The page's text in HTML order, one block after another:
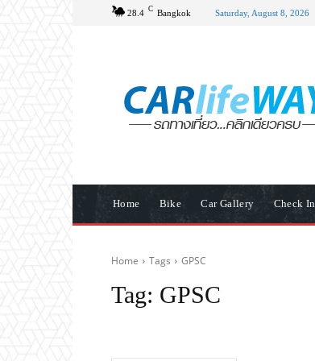
28.4 C Bangkok Saturday, August 8, 2026
Home Bike Car Gallery Check In
Home Tags GPSC
Tag: GPSC